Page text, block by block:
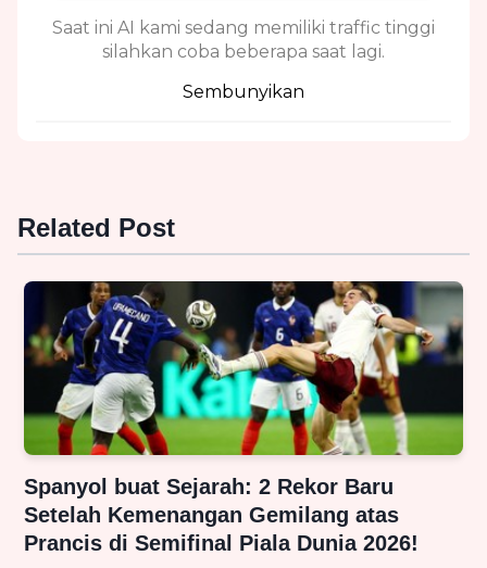
Saat ini AI kami sedang memiliki traffic tinggi
silahkan coba beberapa saat lagi.
Sembunyikan
Related Post
Spanyol buat Sejarah: 2 Rekor Baru
Setelah Kemenangan Gemilang atas
Prancis di Semifinal Piala Dunia 2026!